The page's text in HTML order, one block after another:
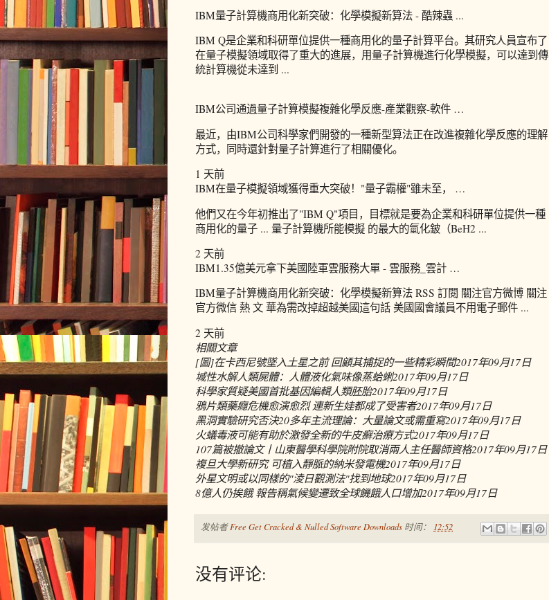
IBM量子計算機商用化新突破：化學模擬新算法 - 酷辣蟲 ...
IBM Q是企業和科研單位提供一種商用化的量子計算平台。其研究人員宣布了
在量子模擬領域取得了重大的進展，用量子計算機進行化學模擬，可以達到傳
統計算機從未達到 ...
IBM公司通過量子計算模擬複雜化學反應-產業觀察-軟件 …
最近，由IBM公司科學家們開發的一種新型算法正在改進複雜化學反應的理解
方式，同時還針對量子計算進行了相關優化。
1 天前
IBM在量子模擬領域獲得重大突破！"量子霸權"雖未至， …
他們又在今年初推出了"IBM Q"項目，目標就是要為企業和科研單位提供一種
商用化的量子 ... 量子計算機所能模擬 的最大的氫化鈹（BeH2 ...
2 天前
IBM1.35億美元拿下美國陸軍雲服務大單 - 雲服務_雲計 …
IBM量子計算機商用化新突破：化學模擬新算法 RSS 訂閱 關注官方微博 關注
官方微信 熱 文 華為需改掉超越美國這句話 美國國會議員不用電子郵件 ...
2 天前
相關文章
[圖]在卡西尼號墜入土星之前 回顧其捕捉的一些精彩瞬間2017年09月17日
堿性水解人類屍體：人體液化氣味像蒸蛤蜊2017年09月17日
科學家質疑美國首批基因編輯人類胚胎2017年09月17日
鴉片類藥癮危機愈演愈烈 連新生娃都成了受害者2017年09月17日
黑洞實驗研究否決20多年主流理論：大量論文或需重寫2017年09月17日
火蟻毒液可能有助於激發全新的牛皮癬治療方式2017年09月17日
107篇被撤論文丨山東醫學科學院附院取消兩人主任醫師資格2017年09月17日
複旦大學新研究 可植入靜脈的納米發電機2017年09月17日
外星文明或以同樣的"淩日觀測法"找到地球2017年09月17日
8億人仍挨餓 報告稱氣候變遷致全球饑餓人口增加2017年09月17日
发帖者Free Get Cracked & Nulled Software Downloads 时间： 12:52
没有评论: